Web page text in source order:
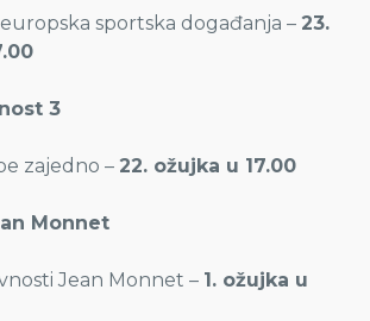
sportska događanja – 23.
3
zajedno – 22. ožujka u 17.00
Monnet
Jean Monnet – 1. ožujka u